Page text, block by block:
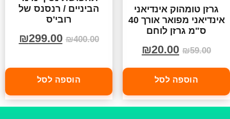
גרזן טומהוק אינדיאני
אינדיאני מפואר אורך 40
ס"מ גרזן לוחם
₪59.00
₪20.00
הוספה לסל
הביניים / רנסנס של
רובי'ס
₪400.00
₪299.00
הוספה לסל